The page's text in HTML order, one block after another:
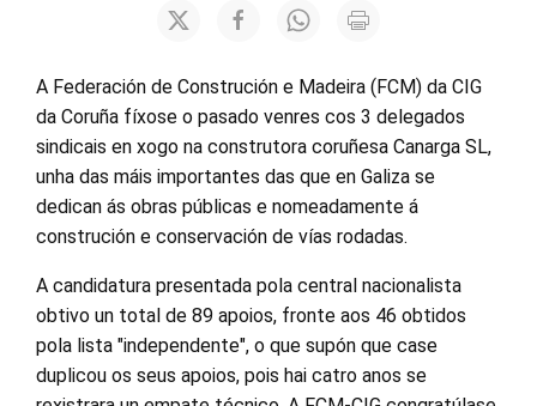
A Federación de Construción e Madeira (FCM) da CIG
da Coruña fíxose o pasado venres cos 3 delegados
sindicais en xogo na construtora coruñesa Canarga SL,
unha das máis importantes das que en Galiza se
dedican ás obras públicas e nomeadamente á
construción e conservación de vías rodadas.
A candidatura presentada pola central nacionalista
obtivo un total de 89 apoios, fronte aos 46 obtidos
pola lista "independente", o que supón que case
duplicou os seus apoios, pois hai catro anos se